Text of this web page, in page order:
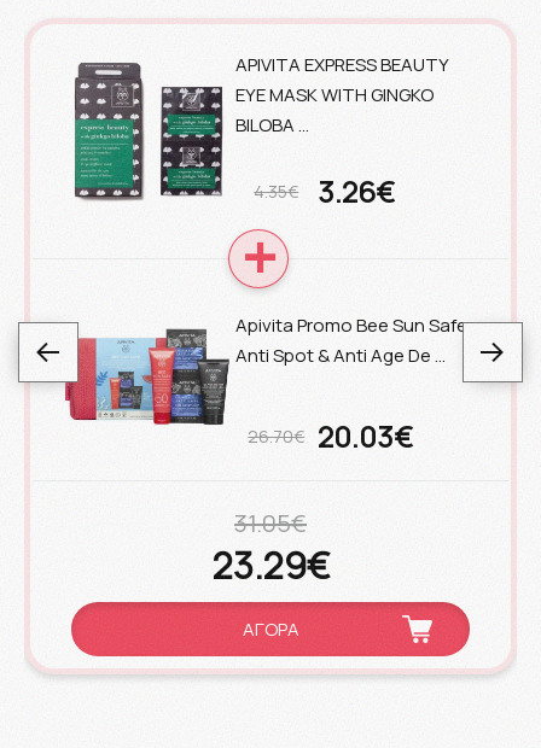
APIVITA EXPRESS BEAUTY
EYE MASK WITH GINGKO
BILOBA …
4.35€ 3.26€
Apivita Promo Bee Sun Safe
Anti Spot & Anti Age De …
26.70€ 20.03€
31.05€
23.29€
ΑΓΟΡΑ